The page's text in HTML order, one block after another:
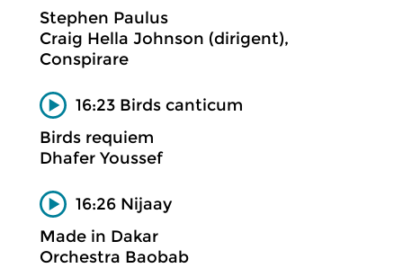
Stephen Paulus
Craig Hella Johnson (dirigent),
Conspirare
16:23 Birds canticum
Birds requiem
Dhafer Youssef
16:26 Nijaay
Made in Dakar
Orchestra Baobab